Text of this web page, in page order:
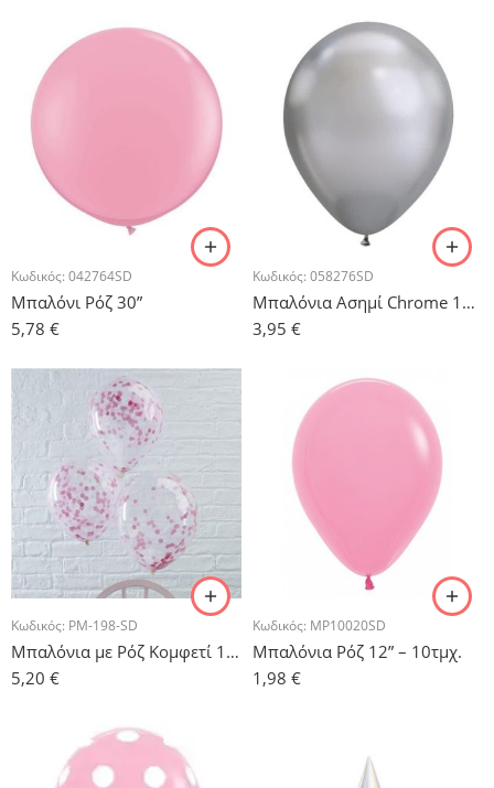
Κωδικός: 042764SD
Μπαλόνι Ρόζ 30”
5,78 €
Κωδικός: 058276SD
Μπαλόνια Ασημί Chrome 11” – 5τμχ.
3,95 €
Κωδικός: PM-198-SD
Μπαλόνια με Ρόζ Κομφετί 11” – 5τμχ.
5,20 €
Κωδικός: MP10020SD
Μπαλόνια Ρόζ 12” – 10τμχ.
1,98 €